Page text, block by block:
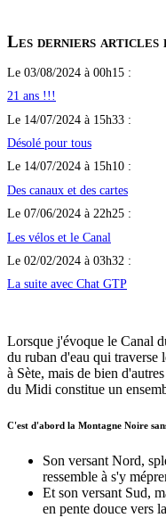
Les derniers articles
Le 03/08/2024 à 00h15 :
21 ans !!!
Le 14/07/2024 à 15h33 :
Désolé pour tous
Le 14/07/2024 à 15h10 :
Des canaux et des cartes
Le 07/06/2024 à 22h25 :
Les vélos et le Canal
Le 02/02/2024 à 03h32 :
La suite avec Chat GTP
Lorsque j'évoque le Canal
du ruban d'eau qui traverse
à Sète, mais de bien
du Midi constitue un
C'est d'abord la Montagne Noire
Son versant Nord,
ressemble à s'y
Et son versant Sud,
en pente douce vers